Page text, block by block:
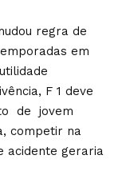
regra de
em
F 1 deve
de jovem
competir na
acidente geraria